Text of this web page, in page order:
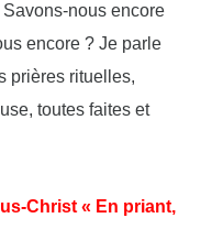
nous encore
encore ? Je parle
prières rituelles,
toutes faites et
Christ « En priant,